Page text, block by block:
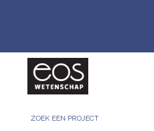
ZOEK EEN PROJECT